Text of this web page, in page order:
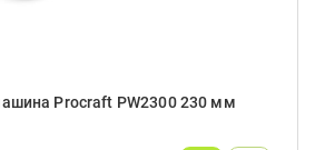
Procraft PW2300 230 мм